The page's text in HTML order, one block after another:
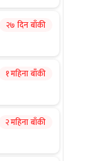
२७ दिन बाँकी
१ महिना बाँकी
२ महिना बाँकी